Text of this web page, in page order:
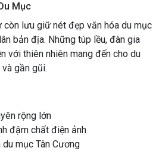
Mục
còn lưu giữ nét đẹp văn hóa du mục
bản địa. Những túp lều, đàn gia
với thiên nhiên mang đến cho du
gần gũi.
rộng lớn
đậm chất điện ảnh
mục Tân Cương